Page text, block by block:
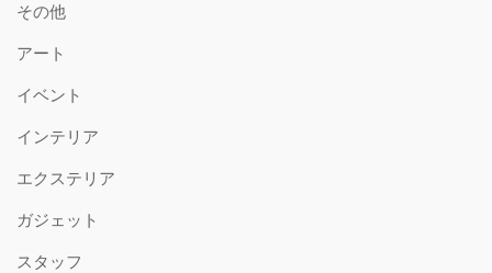
その他
アート
イベント
インテリア
エクステリア
ガジェット
スタッフ